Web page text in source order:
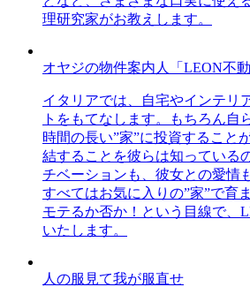
理研究家がお教えします。
オヤジの物件案内人「LEON不動
イタリアでは、自宅やインテリ
トをもてなします。もちろん自
時間の長い”家”に投資すること
結することを彼らは知っている
チベーションも、彼女との愛情
すべてはお気に入りの”家”で育
モテるか否か！という目線で、
いたします。
人の服見て我が服直せ